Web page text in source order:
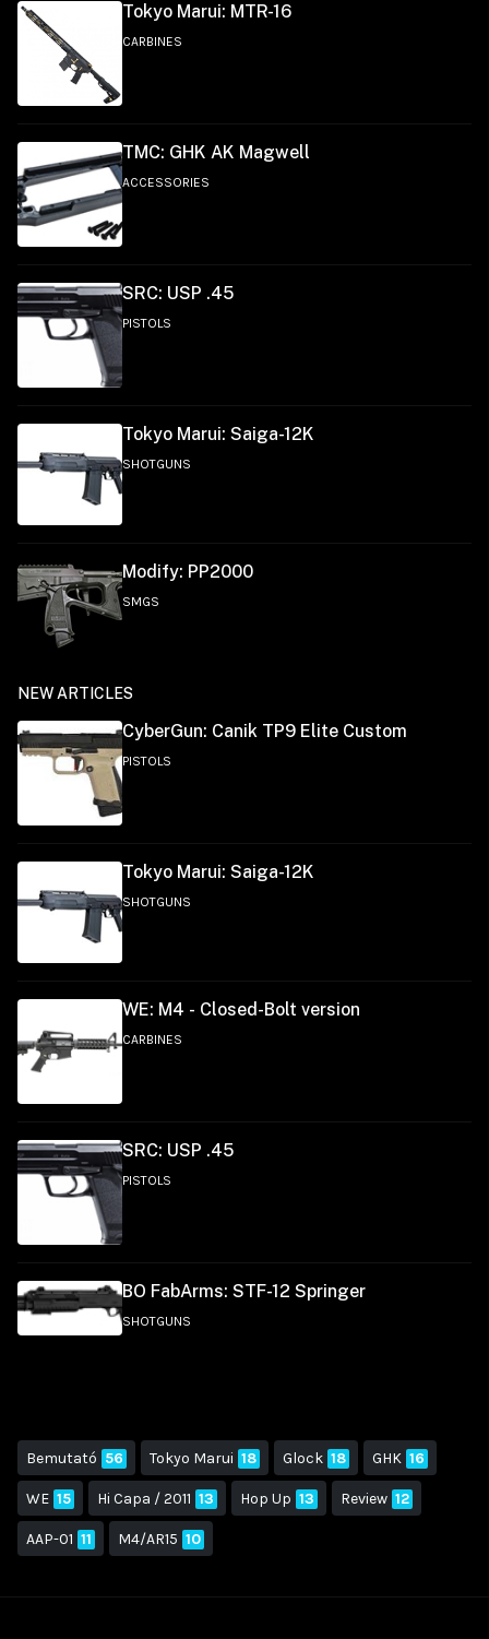
Tokyo Marui: MTR-16
CARBINES
TMC: GHK AK Magwell
ACCESSORIES
SRC: USP .45
PISTOLS
Tokyo Marui: Saiga-12K
SHOTGUNS
Modify: PP2000
SMGS
NEW ARTICLES
CyberGun: Canik TP9 Elite Custom
PISTOLS
Tokyo Marui: Saiga-12K
SHOTGUNS
WE: M4 - Closed-Bolt version
CARBINES
SRC: USP .45
PISTOLS
BO FabArms: STF-12 Springer
SHOTGUNS
Bemutató 56 Tokyo Marui 18 Glock 18 GHK 16
WE 15 Hi Capa / 2011 13 Hop Up 13 Review 12
AAP-01 11 M4/AR15 10